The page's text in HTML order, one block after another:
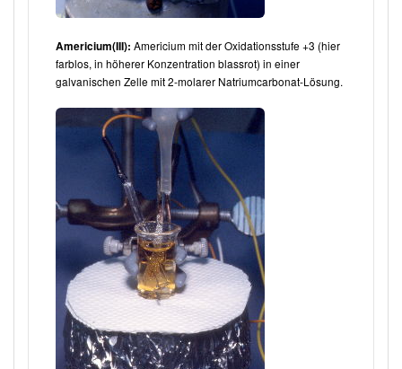
Americium(III): Americium mit der Oxidationsstufe +3 (hier
farblos, in höherer Konzentration blassrot) in einer
galvanischen Zelle mit 2-molarer Natriumcarbonat-Lösung.